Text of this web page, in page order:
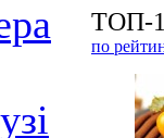
ТОП-
по